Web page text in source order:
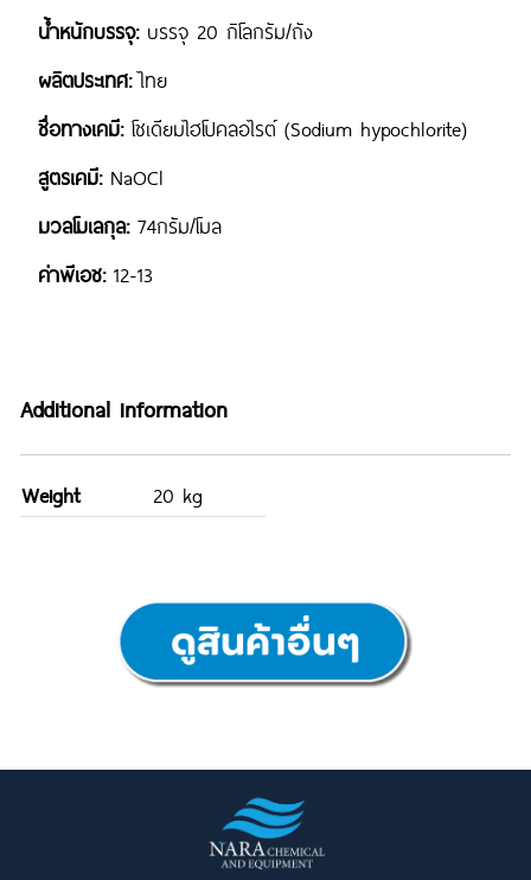
น้ำหนักบรรจุ: บรรจุ 20 กิโลกรัม/ถัง
ผลิตประเทศ:ไทย
ชื่อทางเคมี: โซเดียมไฮโปคลอไรต์ (Sodium hypochlorite)
สูตรเคมี:NaOCl
มวลโมเลกุล: 74กรัม/โมล
ค่าพีเอช:12-13
Additional information
Weight 20 kg